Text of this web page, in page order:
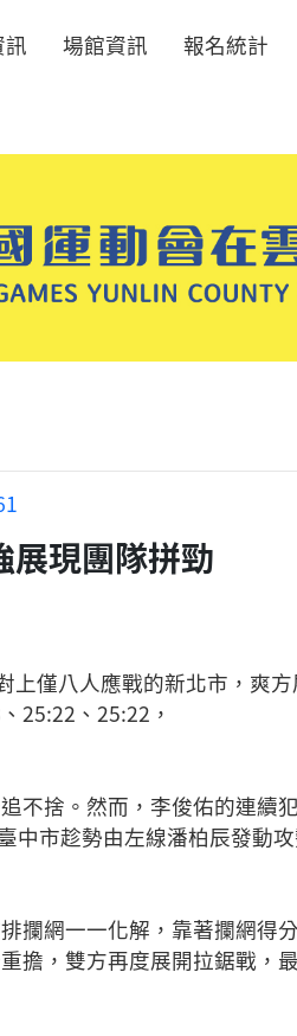
訊 場館資訊 報名統計
展現團隊拼勁
僅八人應戰的新北市，爽
25:22、25:22，
不捨。然而，李俊佑的連續
中市趁勢由左線潘柏辰發動
攔網一一化解，靠著攔網得
擔，雙方再度展開拉鋸戰，